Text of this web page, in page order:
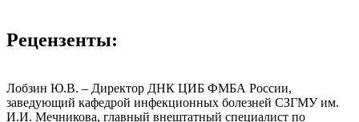
Рецензенты:
Лобзин Ю.В. – Директор ДНК ЦИБ ФМБА России,
заведующий кафедрой инфекционных болезней СЗГМУ им.
И.И. Мечникова, главный внештатный специалист по